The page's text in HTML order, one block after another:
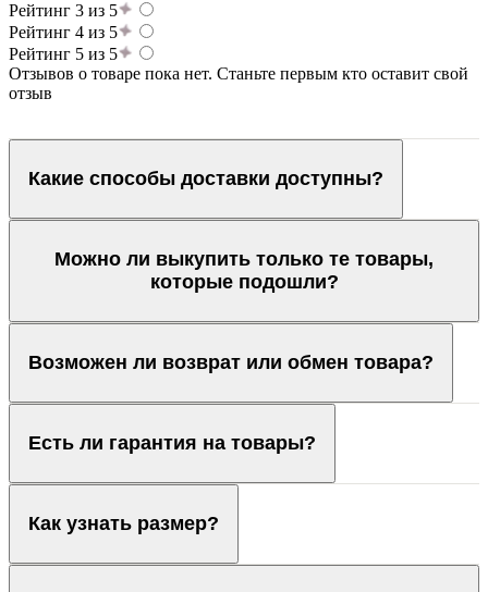
Рейтинг 3 из 5
Рейтинг 4 из 5
Рейтинг 5 из 5
Отзывов о товаре пока нет. Станьте первым кто оставит свой
отзыв
Какие способы доставки доступны?
Можно ли выкупить только те товары,
которые подошли?
Возможен ли возврат или обмен товара?
Есть ли гарантия на товары?
Как узнать размер?